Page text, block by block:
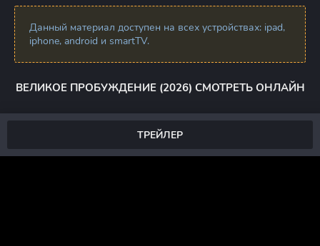
Данный материал доступен на всех устройствах: ipad,
iphone, android и smartTV.
ВЕЛИКОЕ ПРОБУЖДЕНИЕ (2026) СМОТРЕТЬ ОНЛАЙН
ТРЕЙЛЕР